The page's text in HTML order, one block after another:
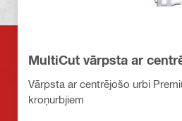
MultiCut vārpsta ar
Vārpsta ar centrējošo urbi
kroņurbjiem